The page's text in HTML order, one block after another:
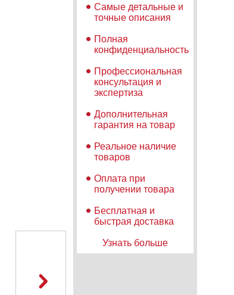
Самые детальные и
точные описания
Полная
конфиденциальность
Профессиональная
консультация и
экспертиза
Дополнительная
гарантия на товар
Реальное наличие
товаров
Оплата при
получении товара
Бесплатная и
быстрая доставка
Узнать больше